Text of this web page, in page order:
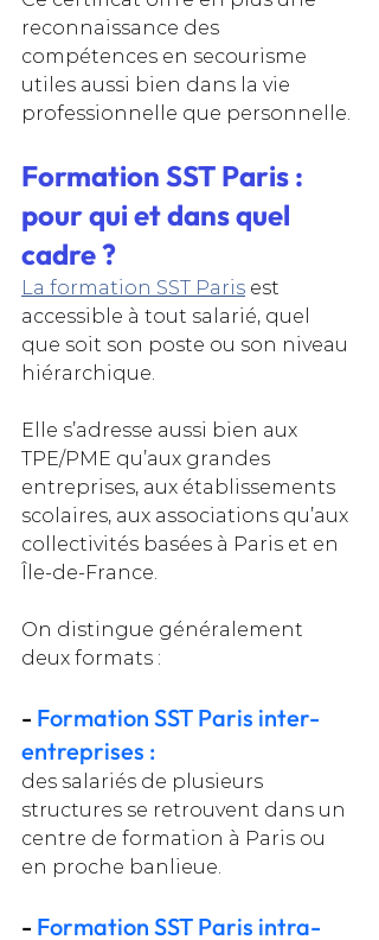
reconnaissance des
compétences en secourisme
utiles aussi bien dans la vie
professionnelle que personnelle.
Formation SST Paris :
pour qui et dans quel
cadre ?
La formation SST Paris est
accessible à tout salarié, quel
que soit son poste ou son niveau
hiérarchique.
Elle s’adresse aussi bien aux
TPE/PME qu’aux grandes
entreprises, aux établissements
scolaires, aux associations qu’aux
collectivités basées à Paris et en
Île-de-France.
On distingue généralement
deux formats :
- Formation SST Paris inter-
entreprises :
des salariés de plusieurs
structures se retrouvent dans un
centre de formation à Paris ou
en proche banlieue.
- Formation SST Paris intra-